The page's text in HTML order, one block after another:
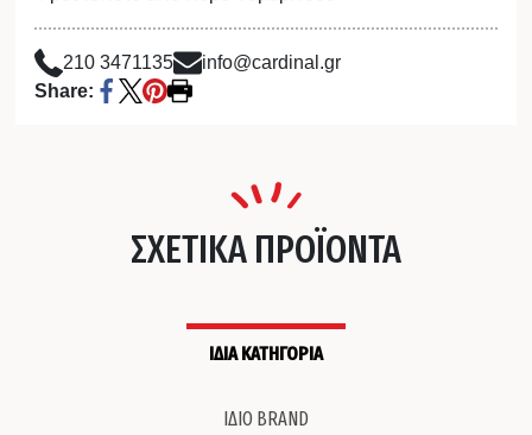
210 3471135
info@cardinal.gr
Share:
ΣΧΕΤΙΚΑ ΠΡΟΪΟΝΤΑ
ΙΔΙΑ ΚΑΤΗΓΟΡΙΑ
ΙΔΙΟ BRAND